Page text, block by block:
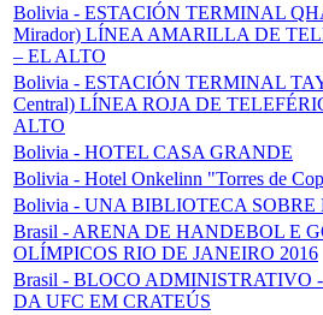
Bolivia - ESTACIÓN TERMINAL
Mirador) LÍNEA AMARILLA DE
– EL ALTO
Bolivia - ESTACIÓN TERMINAL
Central) LÍNEA ROJA DE
ALTO
Bolivia - HOTEL CASA GRANDE
Bolivia - Hotel Onkelinn "Torres de
Bolivia - UNA BIBLIOTECA SOBRE
Brasil - ARENA DE HANDEBOL E
OLÍMPICOS RIO DE JANEIRO 2016
Brasil - BLOCO ADMINISTRATIVO
DA UFC EM CRATEÚS